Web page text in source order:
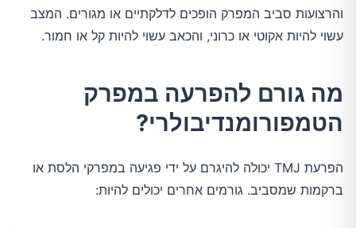
והרצועות סביב המפרק הופכים לדלקתיים או מגורים. המצב
עשוי להיות אקוטי או כרוני, והכאב עשוי להיות קל או חמור.
מה גורם להפרעה במפרק
הטמפורומנדיבולרי?
הפרעת TMJ יכולה להיגרם על ידי פגיעה במפרקי הלסת או
ברקמות שמסביב. גורמים אחרים יכולים להיות: